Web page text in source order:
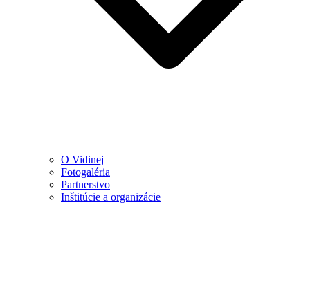
O Vidinej
Fotogaléria
Partnerstvo
Inštitúcie a organizácie